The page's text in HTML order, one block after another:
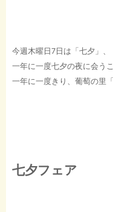
今週木曜日7日は「七夕」、
一年に一度七夕の夜に会う
一年に一度きり、葡萄の里
七夕フェア